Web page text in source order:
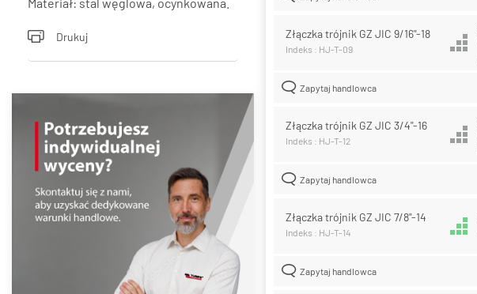
Drukuj Złączka trójnik GZ JIC 9/16"-18
Indeks : HJ-T-09
Zapytaj handlowca
Złączka trójnik GZ JIC 3/4"-16
Indeks : HJ-T-12
Zapytaj handlowca
Złączka trójnik GZ JIC 7/8"-14
Indeks : HJ-T-14
Zapytaj handlowca